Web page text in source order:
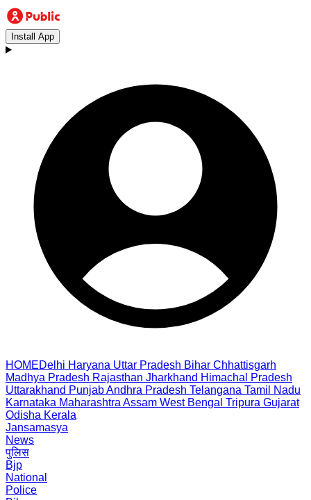
Install App
HOMEDelhi Haryana Uttar Pradesh Bihar Chhattisgarh
Madhya Pradesh Rajasthan Jharkhand Himachal Pradesh
Uttarakhand PunjabAndhra Pradesh Telangana Tamil Nadu
Karnataka Maharashtra Assam West Bengal Tripura Gujarat
Odisha Kerala
Jansamasya
News
पुलिस
Bjp
National
Police